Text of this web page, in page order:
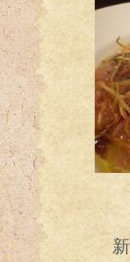
じゃ
新鮮